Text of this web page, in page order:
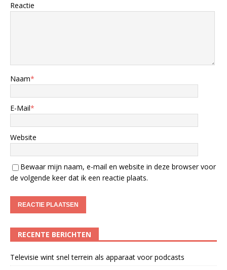
Reactie
Naam*
E-Mail*
Website
Bewaar mijn naam, e-mail en website in deze browser voor
de volgende keer dat ik een reactie plaats.
RECENTE BERICHTEN
Televisie wint snel terrein als apparaat voor podcasts